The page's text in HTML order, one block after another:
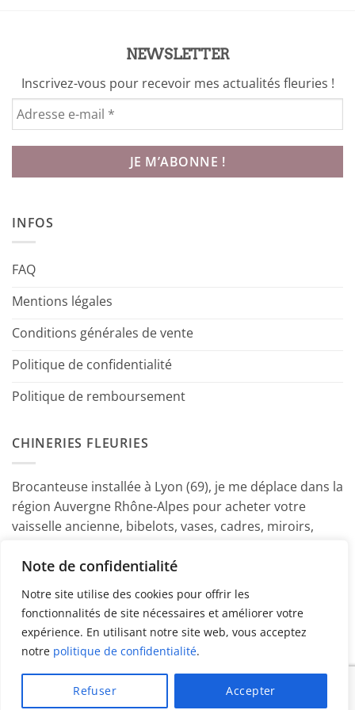
Note de confidentialité
Notre site utilise des cookies pour offrir les
fonctionnalités de site nécessaires et améliorer votre
expérience. En utilisant notre site web, vous acceptez
notre politique de confidentialité.
Refuser Accepter
NEWSLETTER
Inscrivez-vous pour recevoir mes actualités fleuries !
INFOS
FAQ
Mentions légales
Conditions générales de vente
Politique de confidentialité
Politique de remboursement
CHINERIES FLEURIES
Brocanteuse installée à Lyon (69), je me déplace dans la
région Auvergne Rhône-Alpes pour acheter votre
vaisselle ancienne, bibelots, vases, cadres, miroirs,
Marine
PayPal
AmericanMasterCard
Visa
Copyright 2026 ©